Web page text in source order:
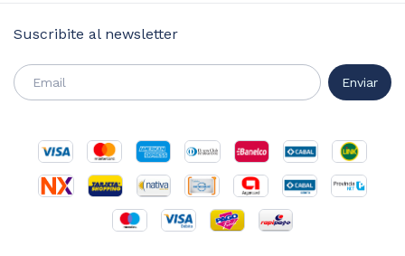
Suscribite al newsletter